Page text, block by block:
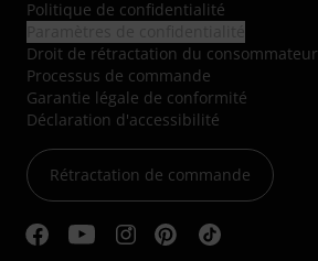
Politique de confidentialité
Droit de rétractation du consommateur
Processus de commande
Garantie légale de conformité
Déclaration d'accessibilité
Rétractation de commande